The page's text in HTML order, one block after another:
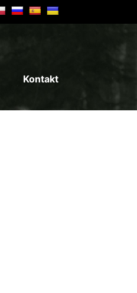
Kontakt